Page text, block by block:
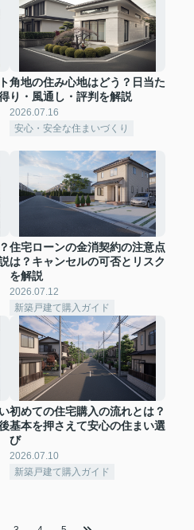
角地の住み心地はどう？日当た
り・風通し・評判を解説
2026.07.16
安心・安全な住まいづくり
住宅ローンの金消契約の注意点
は？キャンセルの可否とリスク
を解説
2026.07.12
新築戸建て購入ガイド
初めての住宅購入の流れとは？
基本を押さえて安心の住まい選
び
2026.07.10
新築戸建て購入ガイド